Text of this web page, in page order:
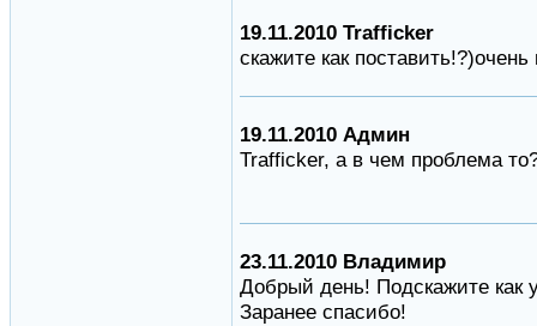
19.11.2010 Trafficker
скажите как
19.11.2010 Админ
Trafficker, а в чем проблема
23.11.2010 Владимир
Добрый день! Подскажите как
Заранее спасибо!